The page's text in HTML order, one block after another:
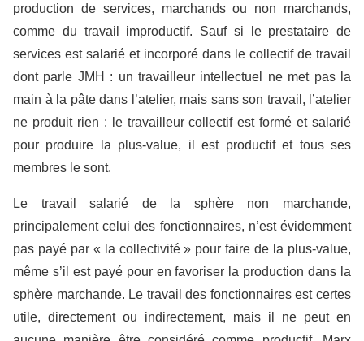
production de services, marchands ou non marchands,
comme du travail improductif. Sauf si le prestataire de
services est salarié et incorporé dans le collectif de travail
dont parle JMH : un travailleur intellectuel ne met pas la
main à la pâte dans l’atelier, mais sans son travail, l’atelier
ne produit rien : le travailleur collectif est formé et salarié
pour produire la plus-value, il est productif et tous ses
membres le sont.
Le travail salarié de la sphère non marchande,
principalement celui des fonctionnaires, n’est évidemment
pas payé par « la collectivité » pour faire de la plus-value,
même s’il est payé pour en favoriser la production dans la
sphère marchande. Le travail des fonctionnaires est certes
utile, directement ou indirectement, mais il ne peut en